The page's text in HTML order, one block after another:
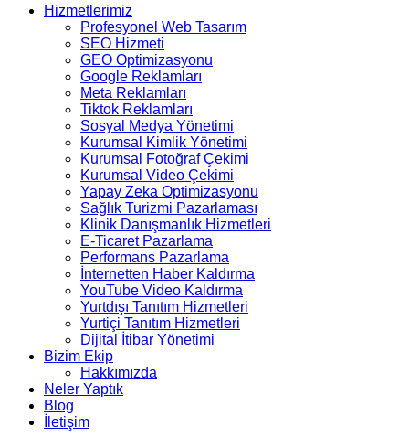
Hizmetlerimiz
Profesyonel Web Tasarım
SEO Hizmeti
GEO Optimizasyonu
Google Reklamları
Meta Reklamları
Tiktok Reklamları
Sosyal Medya Yönetimi
Kurumsal Kimlik Yönetimi
Kurumsal Fotoğraf Çekimi
Kurumsal Video Çekimi
Yapay Zeka Optimizasyonu
Sağlık Turizmi Pazarlaması
Klinik Danışmanlık Hizmetleri
E-Ticaret Pazarlama
Performans Pazarlama
İnternetten Haber Kaldırma
YouTube Video Kaldırma
Yurtdışı Tanıtım Hizmetleri
Yurtiçi Tanıtım Hizmetleri
Dijital İtibar Yönetimi
Bizim Ekip
Hakkımızda
Neler Yaptık
Blog
İletişim